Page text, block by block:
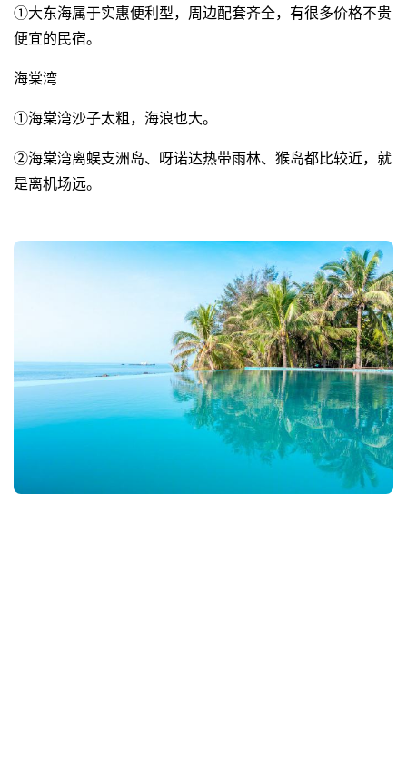
①大东海属于实惠便利型，周边配套齐全，有很多价格不贵
便宜的民宿。
海棠湾
①海棠湾沙子太粗，海浪也大。
②海棠湾离蜈支洲岛、呀诺达热带雨林、猴岛都比较近，就
是离机场远。